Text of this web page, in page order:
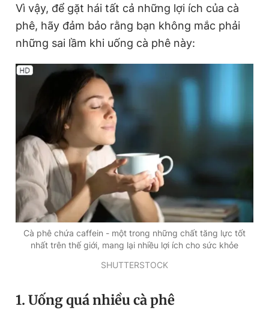
Giấy phép xuất bản số 110/GP - BTTTT cấp ngày 24.3.2020
© 2003-2026 Bản quyền thuộc về Báo Thanh Niên. Cấm sao
chép dưới mọi hình thức nếu không có sự chấp thuận bằng văn
bản. Phát triển bởi ePi Technologies, JSC.
Vì vậy, để gặt hái tất cả những lợi ích của cà
phê, hãy đảm bảo rằng bạn không mắc phải
những sai lầm khi uống cà phê này:
Cà phê chứa caffein - một trong những chất tăng lực tốt
nhất trên thế giới, mang lại nhiều lợi ích cho sức khỏe
SHUTTERSTOCK
1. Uống quá nhiều cà phê